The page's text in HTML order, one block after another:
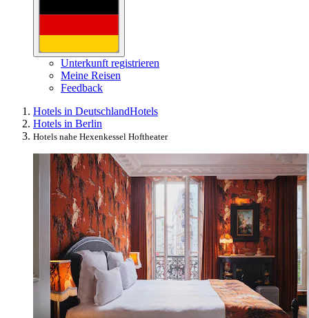
Unterkunft registrieren
Meine Reisen
Feedback
Hotels in DeutschlandHotels
Hotels in Berlin
Hotels nahe Hexenkessel Hoftheater